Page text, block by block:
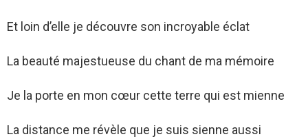
Et loin d’elle je découvre son incroyable éclat
La beauté majestueuse du chant de ma mémoire
Je la porte en mon cœur cette terre qui est mienne
La distance me révèle que je suis sienne aussi